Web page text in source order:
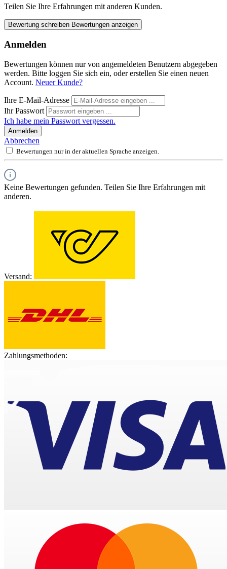
Teilen Sie Ihre Erfahrungen mit anderen Kunden.
Bewertung schreiben Bewertungen anzeigen
Anmelden
Bewertungen können nur von angemeldeten Benutzern abgegeben
werden. Bitte loggen Sie sich ein, oder erstellen Sie einen neuen
Account. Neuer Kunde?
Ihre E-Mail-Adresse
Ihr Passwort
Ich habe mein Passwort vergessen.
Anmelden
Abbrechen
Bewertungen nur in der aktuellen Sprache anzeigen.
Keine Bewertungen gefunden. Teilen Sie Ihre Erfahrungen mit
anderen.
Versand:
Zahlungsmethoden: